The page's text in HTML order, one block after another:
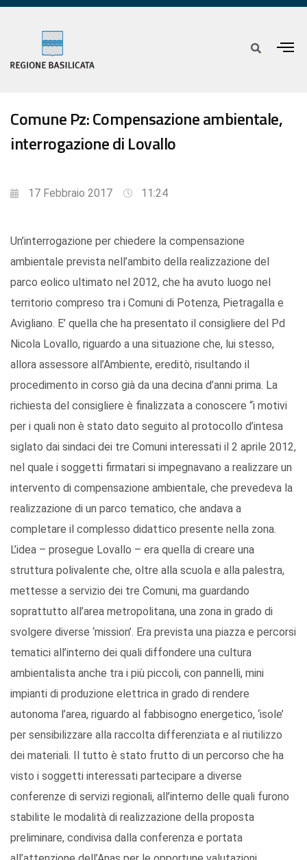
Comune Pz: Compensazione ambientale,
interrogazione di Lovallo
17 Febbraio 2017 11:24
Un’interrogazione per chiedere la compensazione
ambientale prevista nell’ambito della realizzazione del
parco eolico ultimato nel 2012, che ha avuto luogo nel
territorio compreso tra i Comuni di Potenza, Pietragalla e
Avigliano. E’ quella che ha presentato il consigliere del Pd
Nicola Lovallo, riguardo a una situazione che, lui stesso,
allora assessore all’Ambiente, ereditò, risultando il
procedimento in corso già da una decina d’anni prima. La
richiesta del consigliere è finalizzata a conoscere “i motivi
per i quali non è stato dato seguito al protocollo d’intesa
siglato dai sindaci dei tre Comuni interessati il 2 aprile 2012,
nel quale i soggetti firmatari si impegnavano a realizzare un
intervento di compensazione ambientale, che prevedeva la
realizzazione di un parco tematico, che andava a
completare il complesso didattico presente nella zona.
L’idea – prosegue Lovallo – era quella di creare una
struttura polivalente che, oltre alla scuola e alla palestra,
mettesse a servizio dei tre Comuni, ma guardando
soprattutto all’area metropolitana, una zona in grado di
svolgere diverse ‘mission’. Era prevista una piazza e percorsi
tematici all’interno dei quali diffondere una cultura
ambientalista anche tra i più piccoli, con pannelli, mini
impianti di produzione elettrica in grado di rendere
autonoma l’area, riguardo al fabbisogno energetico, ‘isole’
per sensibilizzare alla raccolta differenziata e al riutilizzo
dei materiali. Il tutto è stato frutto di un percorso che ha
visto i soggetti interessati partecipare a diverse
conferenze di servizi regionali, all’interno delle quali furono
stabilite le modalità di realizzazione della proposta
preliminare, condivisa dalla conferenza e portata